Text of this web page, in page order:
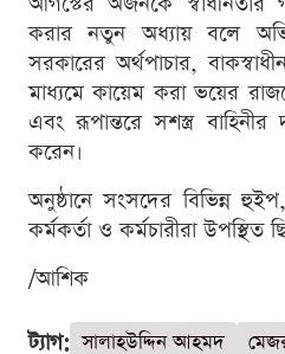
করার নতুন অধ্যায় বলে
সরকারের অর্থপাচার,
মাধ্যমে কায়েম করা ভয়ের
এবং রূপান্তরে সশস্ত্র বাহিনীর
করেন।
অনুষ্ঠানে সংসদের বিভিন্ন
কর্মকর্তা ও কর্মচারীরা উপস্থিত
/আশিক
ট্যাগ: সালাহউদ্দিন আহমদ